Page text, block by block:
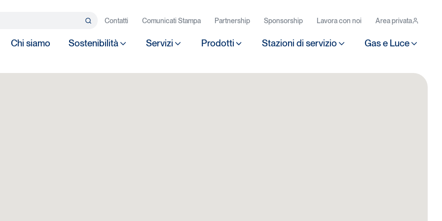
Chi siamo Sostenibilità Servizi Prodotti Stazioni di servizio Gas e Luce
SearchContatti Comunicati Stampa Partnership Sponsorship Lavora con noi Area privata